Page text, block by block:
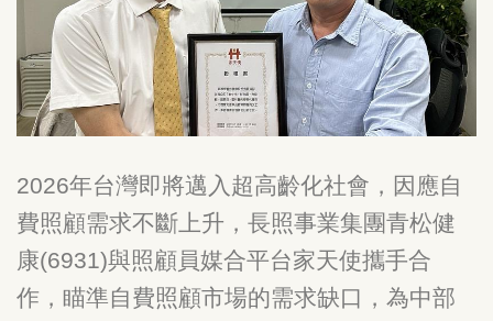
2026年台灣即將邁入超高齡化社會，因應自
費照顧需求不斷上升，長照事業集團青松健
康(6931)與照顧員媒合平台家天使攜手合
作，瞄準自費照顧市場的需求缺口，為中部